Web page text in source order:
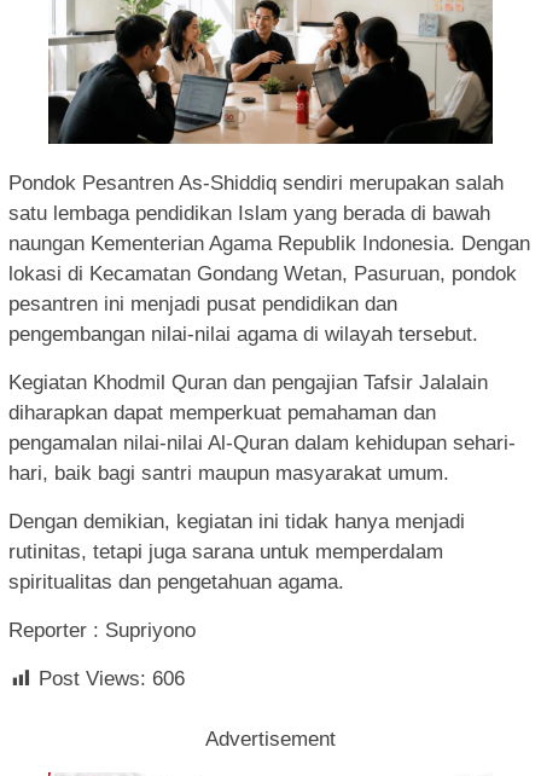
Pondok Pesantren As-Shiddiq sendiri merupakan salah
satu lembaga pendidikan Islam yang berada di bawah
naungan Kementerian Agama Republik Indonesia. Dengan
lokasi di Kecamatan Gondang Wetan, Pasuruan, pondok
pesantren ini menjadi pusat pendidikan dan
pengembangan nilai-nilai agama di wilayah tersebut.
Kegiatan Khodmil Quran dan pengajian Tafsir Jalalain
diharapkan dapat memperkuat pemahaman dan
pengamalan nilai-nilai Al-Quran dalam kehidupan sehari-
hari, baik bagi santri maupun masyarakat umum.
Dengan demikian, kegiatan ini tidak hanya menjadi
rutinitas, tetapi juga sarana untuk memperdalam
spiritualitas dan pengetahuan agama.
Reporter : Supriyono
Post Views: 606
Advertisement